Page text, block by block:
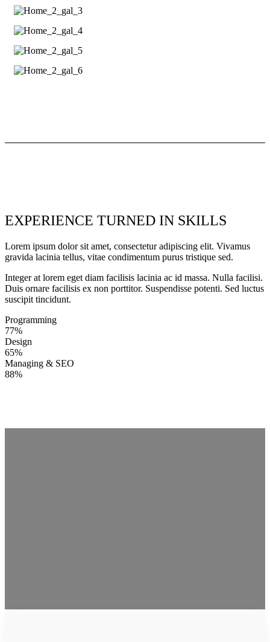
EXPERIENCE TURNED IN SKILLS
Lorem ipsum dolor sit amet, consectetur adipiscing elit. Vivamus
gravida lacinia tellus, vitae condimentum purus tristique sed.
Integer at lorem eget diam facilisis lacinia ac id massa. Nulla facilisi.
Duis ornare facilisis ex non porttitor. Suspendisse potenti. Sed luctus
suscipit tincidunt.
Programming
77%
Design
65%
Managing & SEO
88%